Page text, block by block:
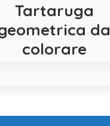
Tartaruga
da
colorare